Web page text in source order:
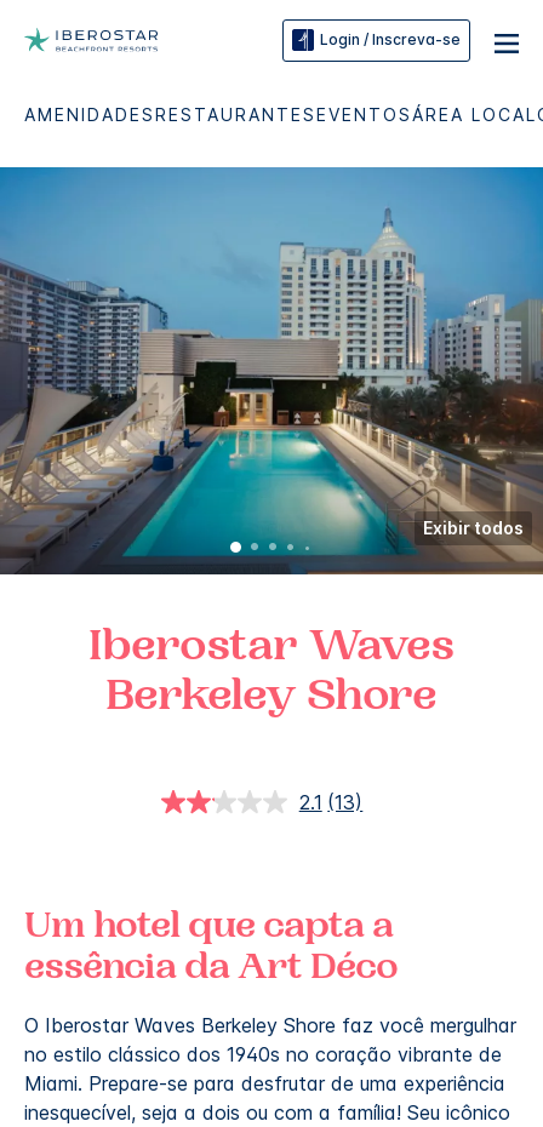
Login / Inscreva-se
AMENIDADESRESTAURANTESEVENTOSÁREA LOCAL
Exibir todos
Iberostar Waves
Berkeley Shore
2.1 Ler
na
mesma
página.
(13)
Um hotel que capta a
essência da Art Déco
O Iberostar Waves Berkeley Shore faz você mergulhar
no estilo clássico dos 1940s no coração vibrante de
Miami. Prepare-se para desfrutar de uma experiência
inesquecível, seja a dois ou com a família! Seu icônico